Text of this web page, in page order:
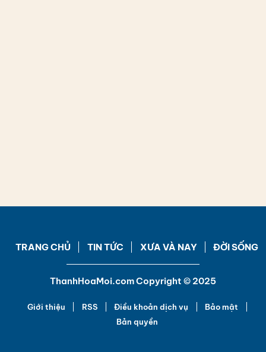
TRANG CHỦ TIN TỨC XƯA VÀ NAY ĐỜI SỐNG
ThanhHoaMoi.com Copyright © 2025
Giới thiệu RSS Điều khoản dịch vụ
Bảo mật
Bản quyền